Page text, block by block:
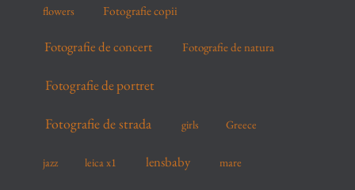
flowers Fotografie copii
Fotografie de concert Fotografie de natura
Fotografie de portret
Fotografie de strada girls Greece
jazz leica x1 lensbaby mare